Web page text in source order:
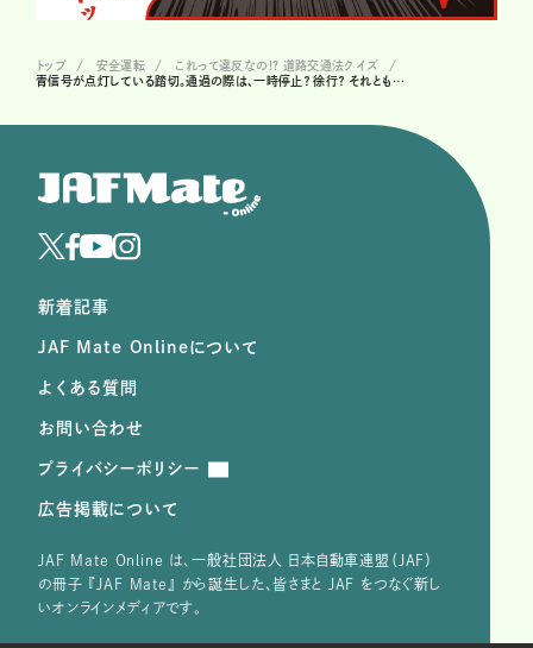
トップ 安全運転
これって違反なの!? 道路交通法クイズ
青信号が点灯している踏切。通過の際は、一時停止？ 徐行？ それとも…
新着記事
JAF Mate Onlineについて
よくある質問
お問い合わせ
プライバシーポリシー
広告掲載について
JAF Mate Online は、⼀般社団法⼈ ⽇本⾃動⾞連盟（JAF）
の冊子 『JAF Mate』 から誕⽣した、皆さまと JAF をつなぐ新し
いオンラインメディアです。